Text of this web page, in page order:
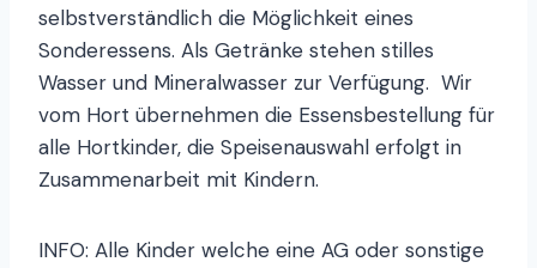
selbstverständlich die Möglichkeit eines
Sonderessens. Als Getränke stehen stilles
Wasser und Mineralwasser zur Verfügung. Wir
vom Hort übernehmen die Essensbestellung für
alle Hortkinder, die Speisenauswahl erfolgt in
Zusammenarbeit mit Kindern.
INFO: Alle Kinder welche eine AG oder sonstige